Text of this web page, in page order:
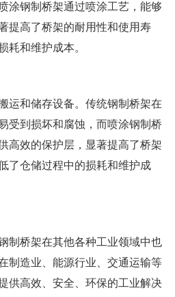
涂钢制桥架通过喷涂工艺，能够
提高了桥架的耐用性和使用寿
耗和维护成本。
运和储存设备。传统钢制桥架在
受到损坏和腐蚀，而喷涂钢制桥
高效的保护层，显著提高了桥架
了仓储过程中的损耗和维护成
制桥架在其他各种工业领域中也
制造业、能源行业、交通运输等
供高效、安全、环保的工业解决